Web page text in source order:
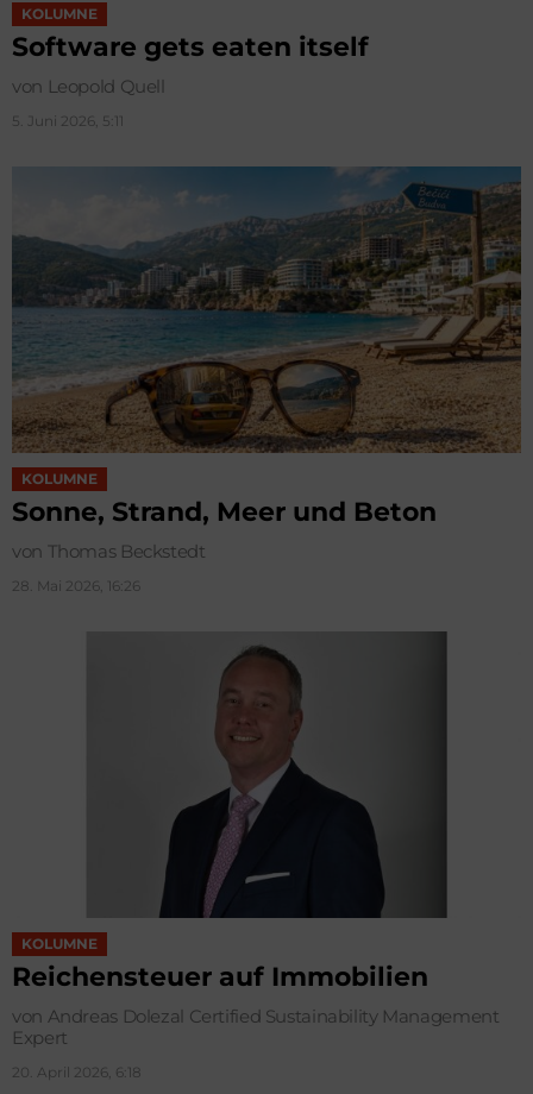
KOLUMNE
Software gets eaten itself
von Leopold Quell
5. Juni 2026, 5:11
KOLUMNE
Sonne, Strand, Meer und Beton
von Thomas Beckstedt
28. Mai 2026, 16:26
KOLUMNE
Reichensteuer auf Immobilien
von Andreas Dolezal Certified Sustainability Management
Expert
20. April 2026, 6:18